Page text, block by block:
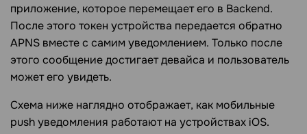
приложение, которое перемещает его в Backend.
После этого токен устройства передается обратно
APNS вместе с самим уведомлением. Только после
этого сообщение достигает девайса и пользователь
может его увидеть.
Схема ниже наглядно отображает, как мобильные
push уведомления работают на устройствах iOS.